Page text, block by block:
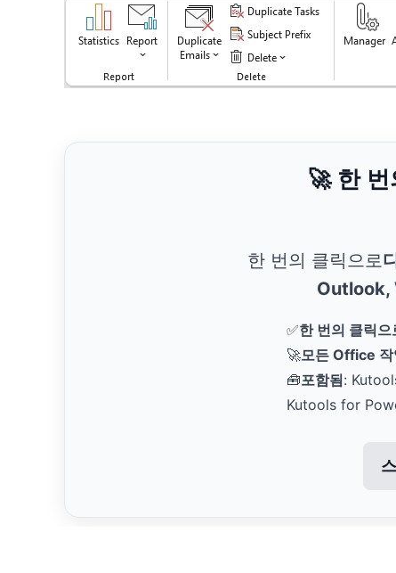
🚀 한
한 번의 클릭으로
Outlook,
✅한 번의 클릭으
🚀모든 Office 작
🧰포함됨:
Kutools for